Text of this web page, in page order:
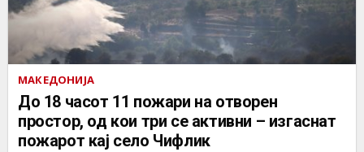
МАКЕДОНИЈА
До 18 часот 11 пожари на отворен
простор, од кои три се активни – изгаснат
пожарот кај село Чифлик